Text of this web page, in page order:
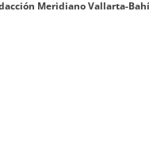
Meridiano Vallarta-